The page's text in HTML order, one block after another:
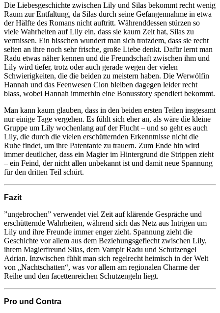
Die Liebesgeschichte zwischen Lily und Silas bekommt recht wenig
Raum zur Entfaltung, da Silas durch seine Gefangennahme in etwa
der Hälfte des Romans nicht auftritt. Währenddessen stürzen so
viele Wahrheiten auf Lily ein, dass sie kaum Zeit hat, Silas zu
vermissen. Ein bisschen wundert man sich trotzdem, dass sie recht
selten an ihre noch sehr frische, große Liebe denkt. Dafür lernt man
Radu etwas näher kennen und die Freundschaft zwischen ihm und
Lily wird tiefer, trotz oder auch gerade wegen der vielen
Schwierigkeiten, die die beiden zu meistern haben. Die Werwölfin
Hannah und das Feenwesen Cion bleiben dagegen leider recht
blass, wobei Hannah immerhin eine Bonusstory spendiert bekommt.
Man kann kaum glauben, dass in den beiden ersten Teilen insgesamt
nur einige Tage vergehen. Es fühlt sich eher an, als wäre die kleine
Gruppe um Lily wochenlang auf der Flucht – und so geht es auch
Lily, die durch die vielen erschütternden Erkenntnisse nicht die
Ruhe findet, um ihre Patentante zu trauern. Zum Ende hin wird
immer deutlicher, dass ein Magier im Hintergrund die Strippen zieht
– ein Feind, der nicht allen unbekannt ist und damit neue Spannung
für den dritten Teil schürt.
Fazit
”ungebrochen” verwendet viel Zeit auf klärende Gespräche und
erschütternde Wahrheiten, während sich das Netz aus Intrigen um
Lily und ihre Freunde immer enger zieht. Spannung zieht die
Geschichte vor allem aus dem Beziehungsgeflecht zwischen Lily,
ihrem Magierfreund Silas, dem Vampir Radu und Schutzengel
Adrian. Inzwischen fühlt man sich regelrecht heimisch in der Welt
von „Nachtschatten“, was vor allem am regionalen Charme der
Reihe und den facettenreichen Schutzengeln liegt.
Pro und Contra